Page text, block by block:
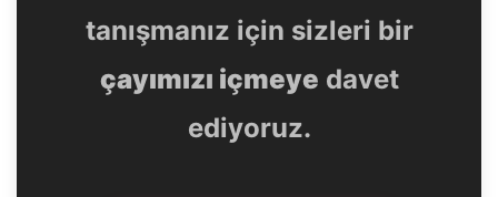
tanışmanız için sizleri bir
çayımızı içmeye davet
ediyoruz.